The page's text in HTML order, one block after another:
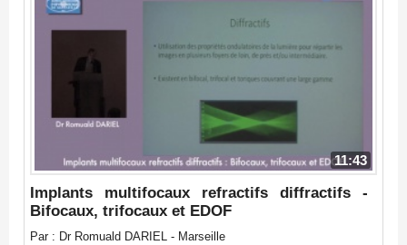
11:43
Implants multifocaux refractifs diffractifs -
Bifocaux, trifocaux et EDOF
Par : Dr Romuald DARIEL - Marseille